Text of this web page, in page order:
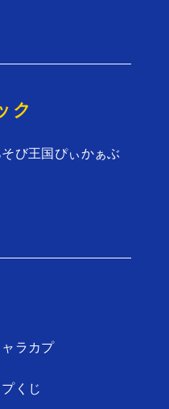
ク
そび王国ぴぃかぁぶ
ャラカプ
プくじ